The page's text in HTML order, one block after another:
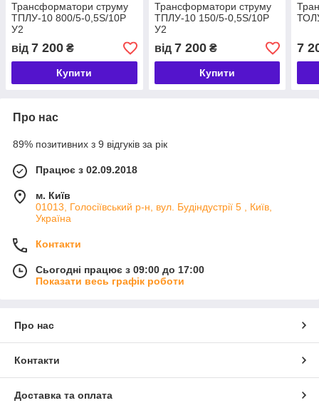
Трансформатори струму
ТПЛУ-10 800/5-0,5S/10P
У2
від 7 200 ₴
Купити
Трансформатори струму
ТПЛУ-10 150/5-0,5S/10P
У2
від 7 200₴
Купити
7
Про нас
89% позитивних з 9 відгуків за рік
Працює з 02.09.2018
м. Київ
01013, Голосіївський р-н, вул. Будіндустрії 5 , Київ,
Україна
Контакти
Сьогодні працює з 09:00 до 17:00
Показати весь графік роботи
Про нас
Контакти
Доставка та оплата